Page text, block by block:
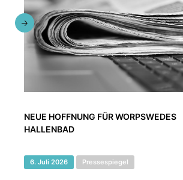
NEUE HOFFNUNG FÜR WORPSWEDES
HALLENBAD
6. Juli 2026 Pressespiegel